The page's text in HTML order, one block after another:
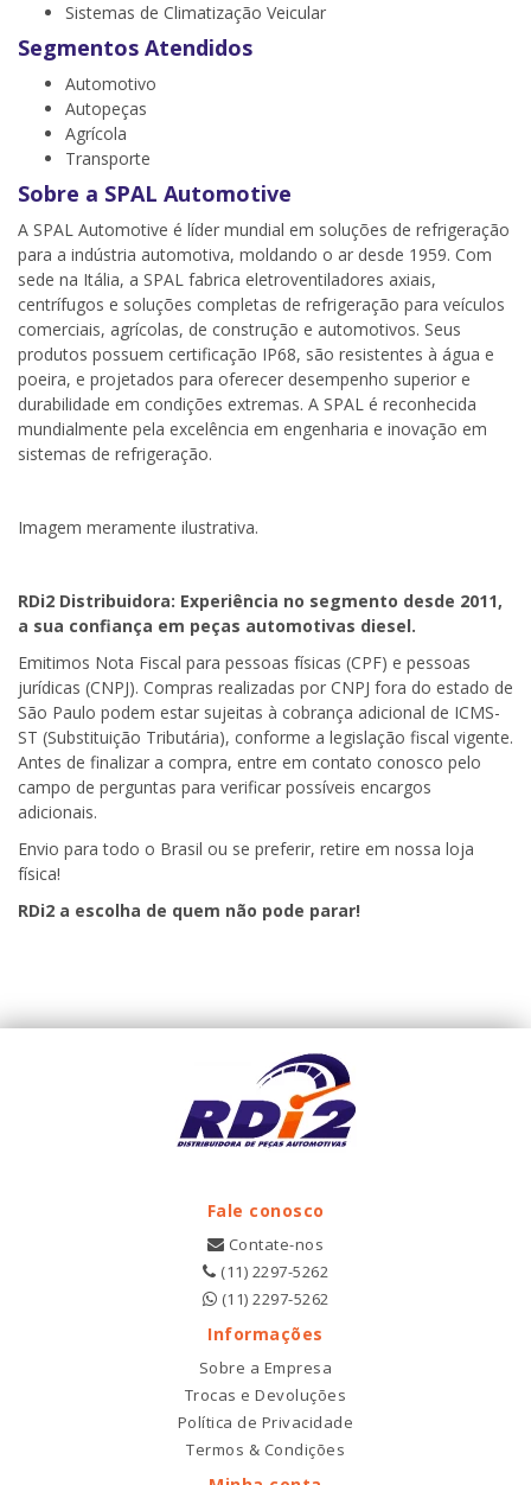
Sistemas de Climatização Veicular
Segmentos Atendidos
Automotivo
Autopeças
Agrícola
Transporte
Sobre a SPAL Automotive
A SPAL Automotive é líder mundial em soluções de refrigeração
para a indústria automotiva, moldando o ar desde 1959. Com
sede na Itália, a SPAL fabrica eletroventiladores axiais,
centrífugos e soluções completas de refrigeração para veículos
comerciais, agrícolas, de construção e automotivos. Seus
produtos possuem certificação IP68, são resistentes à água e
poeira, e projetados para oferecer desempenho superior e
durabilidade em condições extremas. A SPAL é reconhecida
mundialmente pela excelência em engenharia e inovação em
sistemas de refrigeração.
Imagem meramente ilustrativa.
RDi2 Distribuidora: Experiência no segmento desde 2011,
a sua confiança em peças automotivas diesel.
Emitimos Nota Fiscal para pessoas físicas (CPF) e pessoas
jurídicas (CNPJ). Compras realizadas por CNPJ fora do estado de
São Paulo podem estar sujeitas à cobrança adicional de ICMS-
ST (Substituição Tributária), conforme a legislação fiscal vigente.
Antes de finalizar a compra, entre em contato conosco pelo
campo de perguntas para verificar possíveis encargos
adicionais.
Envio para todo o Brasil ou se preferir, retire em nossa loja
física!
RDi2 a escolha de quem não pode parar!
Fale conosco
Contate-nos
(11) 2297-5262
(11) 2297-5262
Informações
Sobre a Empresa
Trocas e Devoluções
Política de Privacidade
Termos & Condições